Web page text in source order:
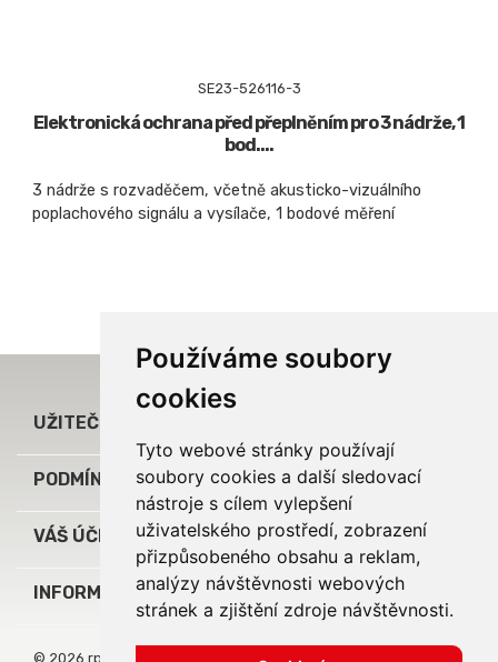
Používáme soubory
cookies
Tyto webové stránky používají
soubory cookies a další sledovací
nástroje s cílem vylepšení
uživatelského prostředí, zobrazení
přizpůsobeného obsahu a reklam,
analýzy návštěvnosti webových
stránek a zjištění zdroje návštěvnosti.
SE23-526116-3
Elektronická ochrana před přeplněním pro 3 nádrže, 1
bod....
3 nádrže s rozvaděčem, včetně akusticko-vizuálního
poplachového signálu a vysílače, 1 bodové měření
UŽITEČNÉ ODKAZY
PODMÍNKY A INFORMACE
VÁŠ ÚČET
INFORMACE O OBCHODU
© 2026 rpj service, s.r.o.